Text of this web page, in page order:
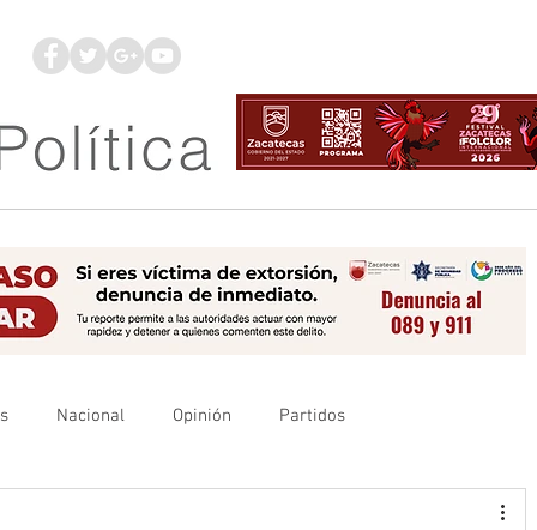
Nacional Opinión Partidos